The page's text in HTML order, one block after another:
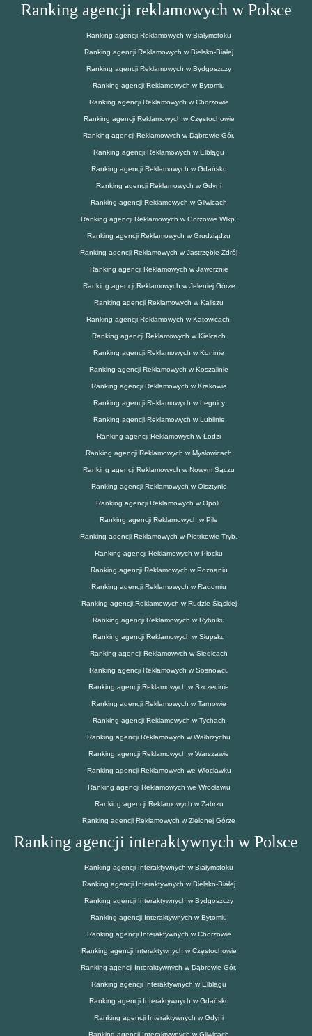
Ranking agencji reklamowych w Polsce
Ranking agencji Reklamowych w Białymstoku
Ranking agencji Reklamowych w Bielsko-Białej
Ranking agencji Reklamowych w Bydgoszczy
Ranking agencji Reklamowych w Bytomiu
Ranking agencji Reklamowych w Chorzowie
Ranking agencji Reklamowych w Częstochowie
Ranking agencji Reklamowych w Dąbrowie Gór.
Ranking agencji Reklamowych w Elblągu
Ranking agencji Reklamowych w Gdańsku
Ranking agencji Reklamowych w Gdyni
Ranking agencji Reklamowych w Gliwicach
Ranking agencji Reklamowych w Gorzowie Wlkp.
Ranking agencji Reklamowych w Grudziądzu
Ranking agencji Reklamowych w Jastrzębie Zdrój
Ranking agencji Reklamowych w Jaworznie
Ranking agencji Reklamowych w Jeleniej Górze
Ranking agencji Reklamowych w Kaliszu
Ranking agencji Reklamowych w Katowicach
Ranking agencji Reklamowych w Kielcach
Ranking agencji Reklamowych w Koninie
Ranking agencji Reklamowych w Koszalinie
Ranking agencji Reklamowych w Krakowie
Ranking agencji Reklamowych w Legnicy
Ranking agencji Reklamowych w Lublinie
Ranking agencji Reklamowych w Łodzi
Ranking agencji Reklamowych w Mysłowicach
Ranking agencji Reklamowych w Nowym Sączu
Ranking agencji Reklamowych w Olsztynie
Ranking agencji Reklamowych w Opolu
Ranking agencji Reklamowych w Pile
Ranking agencji Reklamowych w Piotrkowie Tryb.
Ranking agencji Reklamowych w Płocku
Ranking agencji Reklamowych w Poznaniu
Ranking agencji Reklamowych w Radomiu
Ranking agencji Reklamowych w Rudzie Śląskiej
Ranking agencji Reklamowych w Rybniku
Ranking agencji Reklamowych w Słupsku
Ranking agencji Reklamowych w Siedlcach
Ranking agencji Reklamowych w Sosnowcu
Ranking agencji Reklamowych w Szczecinie
Ranking agencji Reklamowych w Tarnowie
Ranking agencji Reklamowych w Tychach
Ranking agencji Reklamowych w Wałbrzychu
Ranking agencji Reklamowych w Warszawie
Ranking agencji Reklamowych we Włocławku
Ranking agencji Reklamowych we Wrocławiu
Ranking agencji Reklamowych w Zabrzu
Ranking agencji Reklamowych w Zielonej Górze
Ranking agencji interaktywnych w Polsce
Ranking agencji Interaktywnych w Białymstoku
Ranking agencji Interaktywnych w Bielsko-Białej
Ranking agencji Interaktywnych w Bydgoszczy
Ranking agencji Interaktywnych w Bytomiu
Ranking agencji Interaktywnych w Chorzowie
Ranking agencji Interaktywnych w Częstochowie
Ranking agencji Interaktywnych w Dąbrowie Gór.
Ranking agencji Interaktywnych w Elblągu
Ranking agencji Interaktywnych w Gdańsku
Ranking agencji Interaktywnych w Gdyni
Ranking agencji Interaktywnych w Gliwicach